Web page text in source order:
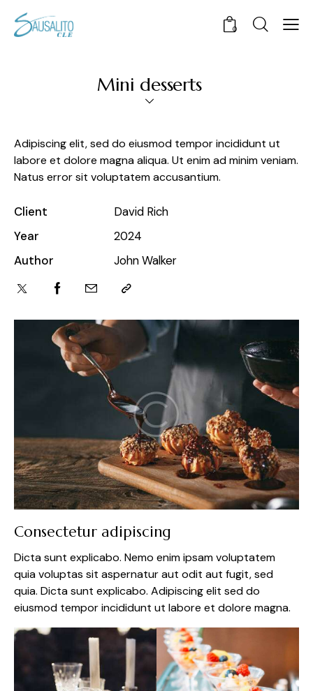
0
Mini desserts
Adipiscing elit, sed do eiusmod tempor incididunt ut
labore et dolore magna aliqua. Ut enim ad minim veniam.
Natus error sit voluptatem accusantium.
Client
David Rich
Year
2024
Author
John Walker
Consectetur adipiscing
Dicta sunt explicabo. Nemo enim ipsam voluptatem
quia voluptas sit aspernatur aut odit aut fugit, sed
quia. Dicta sunt explicabo. Adipiscing elit sed do
eiusmod tempor incididunt ut labore et dolore magna.